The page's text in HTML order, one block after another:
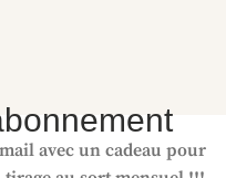
avec un cadeau pour